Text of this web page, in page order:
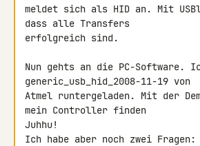
meldet sich als HID an. Mit
dass alle Transfers
erfolgreich sind.
Nun gehts an die PC-Software.
generic_usb_hid_2008-11-19 von
Atmel runtergeladen. Mit der
mein Controller finden
Juhhu!
Ich habe aber noch zwei Fragen: